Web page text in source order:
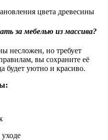
цвета древесины
за мебелью из массива?
несложен, но требует
вы сохраните её
будет уютно и красиво.